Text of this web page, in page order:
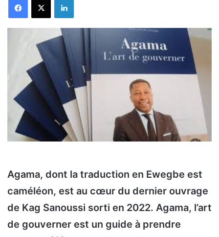
Agama, dont la traduction en Ewegbe est
caméléon, est au cœur du dernier ouvrage
de Kag Sanoussi sorti en 2022. Agama, l’art
de gouverner est un guide à prendre